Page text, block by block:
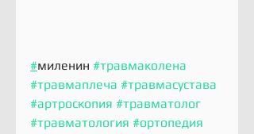
#миленин #травмаколена
#травмаплеча #травмасустава
#артроскопия #травматолог
#травматология #ортопедия